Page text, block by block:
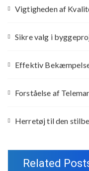
Vigtigheden af
Sikre valg i
Effektiv
Forståelse af
Herretøj til den
Related